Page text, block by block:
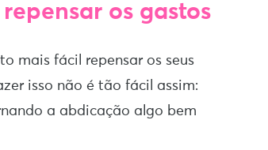
os gastos
mais fácil repensar os seus
isso não é tão fácil assim:
a abdicação algo bem